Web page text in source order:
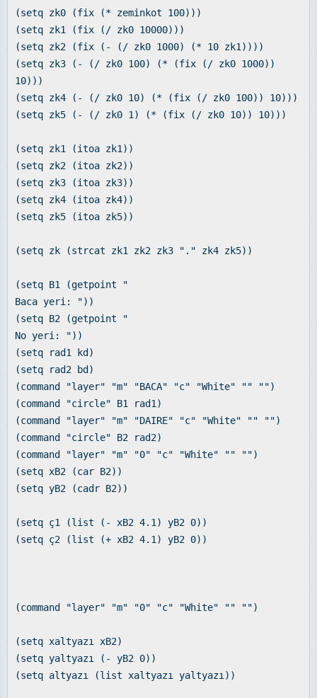
(setq zk0 (fix (* zeminkot 100)))
(setq zk1 (fix (/ zk0 10000)))
(setq zk2 (fix (- (/ zk0 1000) (* 10 zk1))))
(setq zk3 (- (/ zk0 100) (* (fix (/ zk0 1000))
10)))
(setq zk4 (- (/ zk0 10) (* (fix (/ zk0 100)) 10)))
(setq zk5 (- (/ zk0 1) (* (fix (/ zk0 10)) 10)))
(setq zk1 (itoa zk1))
(setq zk2 (itoa zk2))
(setq zk3 (itoa zk3))
(setq zk4 (itoa zk4))
(setq zk5 (itoa zk5))
(setq zk (strcat zk1 zk2 zk3 "." zk4 zk5))
(setq B1 (getpoint "
Baca yeri: "))
(setq B2 (getpoint "
No yeri: "))
(setq rad1 kd)
(setq rad2 bd)
(command "layer" "m" "BACA" "c" "White" "" "")
(command "circle" B1 rad1)
(command "layer" "m" "DAIRE" "c" "White" "" "")
(command "circle" B2 rad2)
(command "layer" "m" "0" "c" "White" "" "")
(setq xB2 (car B2))
(setq yB2 (cadr B2))
(setq ç1 (list (- xB2 4.1) yB2 0))
(setq ç2 (list (+ xB2 4.1) yB2 0))
(command "layer" "m" "0" "c" "White" "" "")
(setq xaltyazı xB2)
(setq yaltyazı (- yB2 0))
(setq altyazı (list xaltyazı yaltyazı))